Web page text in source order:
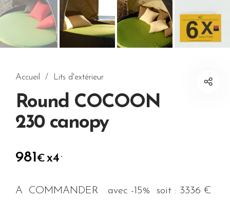
Accueil / Lits d'extérieur
Round COCOON
230 canopy
981€x4 .
A COMMANDER avec -15% soit : 3336 €